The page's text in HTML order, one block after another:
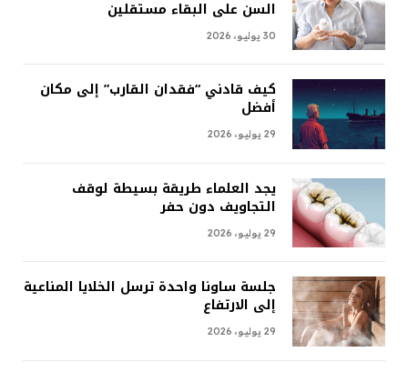
السن على البقاء مستقلين
30 يوليو، 2026
كيف قادني “فقدان القارب” إلى مكان
أفضل
29 يوليو، 2026
يجد العلماء طريقة بسيطة لوقف
التجاويف دون حفر
29 يوليو، 2026
جلسة ساونا واحدة ترسل الخلايا المناعية
إلى الارتفاع
29 يوليو، 2026